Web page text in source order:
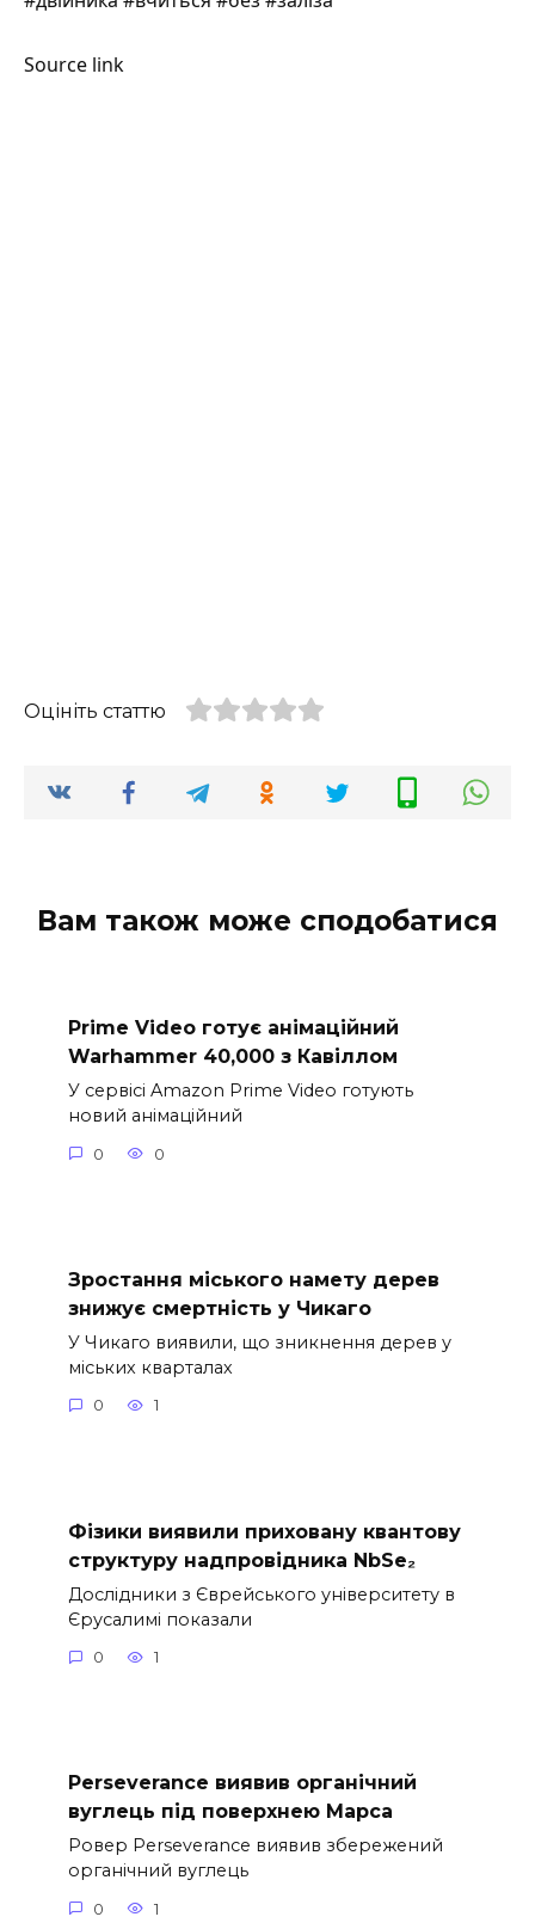
Source link
Оцініть статтю
Вам також може сподобатися
Prime Video готує анімаційний
Warhammer 40,000 з Кавіллом
У сервісі Amazon Prime Video готують
новий анімаційний
0 0
Зростання міського намету дерев
знижує смертність у Чикаго
У Чикаго виявили, що зникнення дерев у
міських кварталах
0 1
Фізики виявили приховану квантову
структуру надпровідника NbSe₂
Дослідники з Єврейського університету в
Єрусалимі показали
0 1
Perseverance виявив органічний
вуглець під поверхнею Марса
Ровер Perseverance виявив збережений
органічний вуглець
0 1